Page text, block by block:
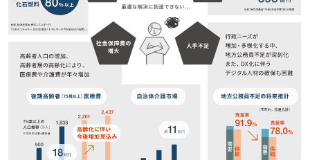
サステナブル調達支援サービス
見える化サービス
サステナブルBPOサービス
生産工場・プロセス向けソリューション
サステナビリティ教育・研修